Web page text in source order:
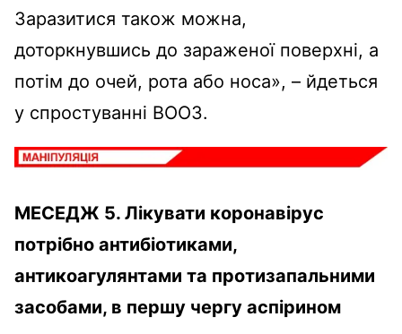
Заразитися також можна,
доторкнувшись до зараженої поверхні, а
потім до очей, рота або носа», – йдеться
у спростуванні ВООЗ.
МЕСЕДЖ 5. Лікувати коронавірус
потрібно антибіотиками,
антикоагулянтами та протизапальними
засобами, в першу чергу аспірином